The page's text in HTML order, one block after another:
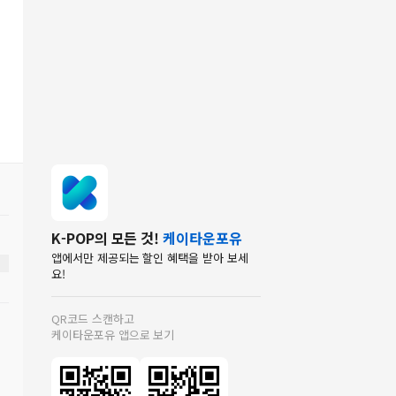
K-POP의 모든 것! 케이타운포유
앱에서만 제공되는 할인 혜택을 받아 보세
요!
QR코드 스캔하고
케이타운포유 앱으로 보기